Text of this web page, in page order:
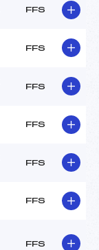
FFS
FFS
FFS
FFS
FFS
FFS
FFS